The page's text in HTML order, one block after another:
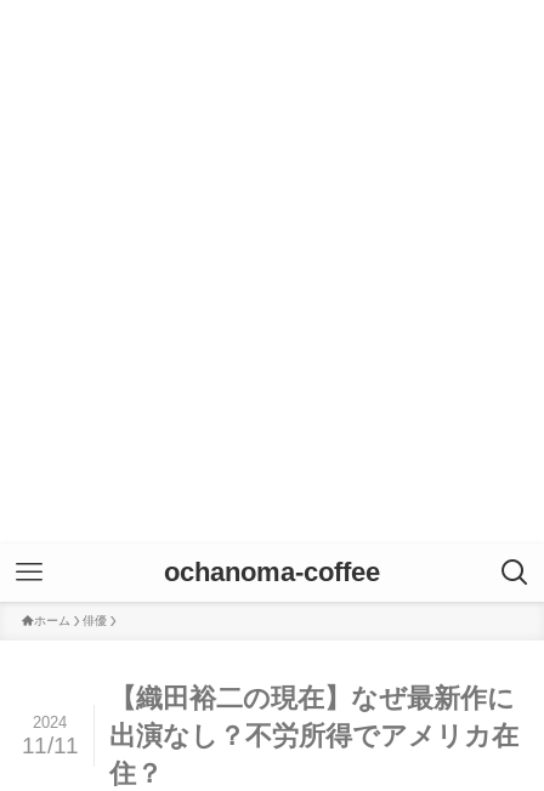
ochanoma-coffee
ホーム 俳優
【織田裕二の現在】なぜ最新作に
出演なし？不労所得でアメリカ在
住？
2024
11/11